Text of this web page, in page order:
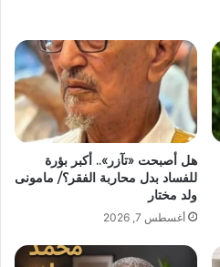
هل أصبحت «تآزر».. أكبر بؤرة
للفساد بدل محاربة الفقر؟/ مامونى
ولد مختار
أغسطس 7, 2026